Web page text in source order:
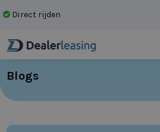
Direct rijden
Blogs